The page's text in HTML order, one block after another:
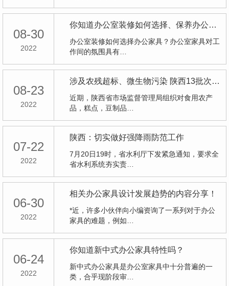
08-30
2022
你知道办公室装修如何选择、保养办公家具吗？
办公室装修如何选择办公家具？办公室家具对工
作间的氛围具有…
08-23
2022
涉及农残超标、微生物污染 陕西13批次食品不合格被通告
近期，陕西省市场监督管理局组织对食用农产
品，糕点，豆制品…
07-22
2022
陕西：切实做好强降雨防范工作
7月20日19时，省水利厅下发紧急通知，要求全
省水利系统夯实责…
06-30
2022
相关办公家具设计发展趋势的内容分享！
*近，许多小伙伴向小编资询了一系列对于办公
家具的难题，例如…
06-24
2022
你知道新中式办公家具特性吗？
新中式办公家具是办公室家具中十分普遍的一
类，合乎现阶段审…